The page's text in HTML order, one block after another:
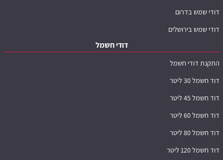
דודי שמש בדרום
דודי שמש בירושלים
דודי חשמל
התקנת דודי חשמל
דוד חשמל 30 ליטר
דוד חשמל 45 ליטר
דוד חשמל 60 ליטר
דוד חשמל 80 ליטר
דוד חשמל 120 ליטר